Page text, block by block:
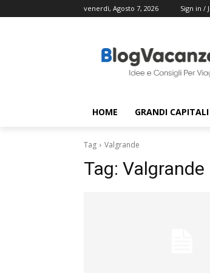
venerdì, Agosto 7, 2026 Sign in /
HOME GRANDI CAPITALI
Tag Valgrande
Tag: Valgrande